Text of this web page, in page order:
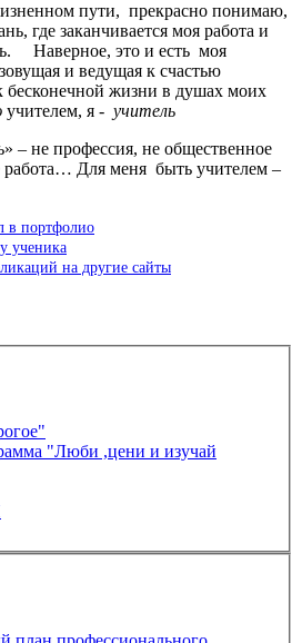
пути, прекрасно понимаю,
где заканчивается моя работа и
Наверное, это и есть моя
и ведущая к счастью
бесконечной жизни в душах моих
учителем, я - учитель
– не профессия, не общественное
работа… Для меня быть учителем –
в портфолио
ученика
на другие сайты
"Люби ,цени и изучай